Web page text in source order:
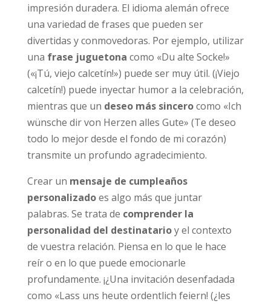
impresión duradera. El idioma alemán ofrece
una variedad de frases que pueden ser
divertidas y conmovedoras. Por ejemplo, utilizar
una frase juguetona como «Du alte Socke!»
(«¡Tú, viejo calcetín!») puede ser muy útil. (¡Viejo
calcetín!) puede inyectar humor a la celebración,
mientras que un deseo más sincerocomo «Ich
wünsche dir von Herzen alles Gute» (Te deseo
todo lo mejor desde el fondo de mi corazón)
transmite un profundo agradecimiento.
Crear un mensaje de cumpleaños
personalizadoes algo más que juntar
palabras. Se trata de comprender la
personalidad del destinatarioy el contexto
de vuestra relación. Piensa en lo que le hace
reír o en lo que puede emocionarle
profundamente. ¡¿Una invitación desenfadada
como «Lass uns heute ordentlich feiern! (¿les